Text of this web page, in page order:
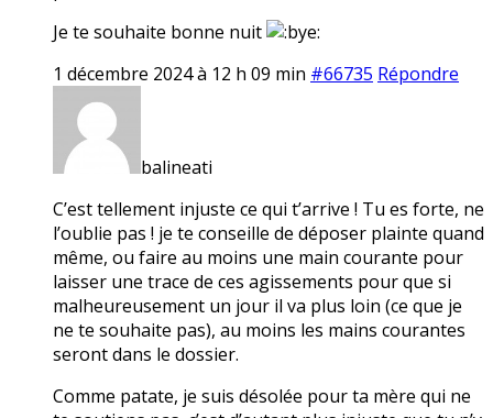
Je te souhaite bonne nuit
1 décembre 2024 à 12 h 09 min #66735 Répondre
balineati
C’est tellement injuste ce qui t’arrive ! Tu es forte, ne
l’oublie pas ! je te conseille de déposer plainte quand
même, ou faire au moins une main courante pour
laisser une trace de ces agissements pour que si
malheureusement un jour il va plus loin (ce que je
ne te souhaite pas), au moins les mains courantes
seront dans le dossier.
Comme patate, je suis désolée pour ta mère qui ne